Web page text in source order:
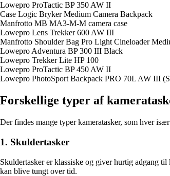
Lowepro ProTactic BP 350 AW II
Case Logic Bryker Medium Camera Backpack
Manfrotto MB MA3-M-M camera case
Lowepro Lens Trekker 600 AW III
Manfrotto Shoulder Bag Pro Light Cineloader
Lowepro Adventura BP 300 III Black
Lowepro Trekker Lite HP 100
Lowepro ProTactic BP 450 AW II
Lowepro PhotoSport Backpack PRO 70L AW III
Forskellige typer af
Der findes mange typer kameratasker, som hver
1. Skuldertasker
Skuldertasker er klassiske og giver hurtig adgang
kan blive tungt over tid.